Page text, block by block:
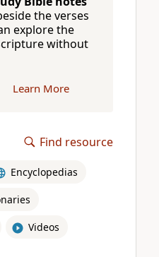
the verses
explore the
without
Learn More
Find resource
Encyclopedias
Videos